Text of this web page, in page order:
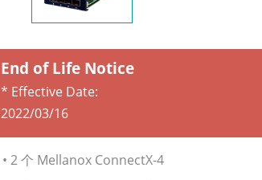
End of Life Notice
* Effective Date:
2022/03/16
• 2 个 Mellanox ConnectX-4